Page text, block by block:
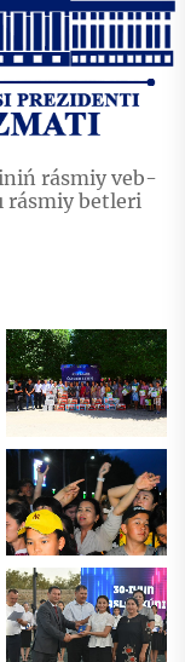
rásmiy veb-
rásmiy betleri